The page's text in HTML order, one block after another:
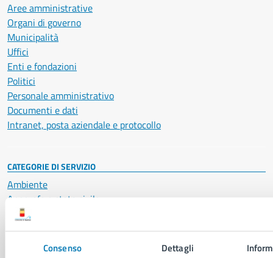
Consenso Dettagli
Aree amministrative
Organi di governo
Municipalità
Uffici
Enti e fondazioni
Politici
Personale amministrativo
Documenti e dati
Intranet, posta aziendale e protocollo
CATEGORIE DI SERVIZIO
Ambiente
Anagrafe e stato civile
Autorizzazioni
Documenti e certificati